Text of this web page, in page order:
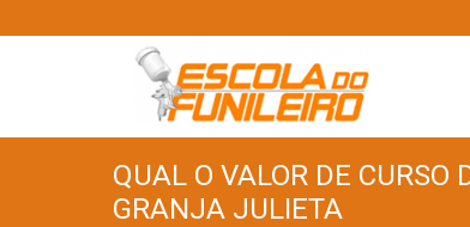
QUAL O VALOR DE CURSO
GRANJA JULIETA